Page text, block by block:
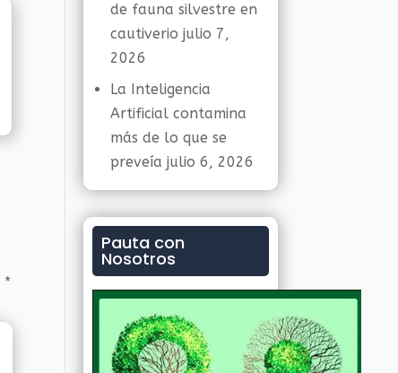
*
de fauna silvestre en
cautiverio julio 7,
2026
La Inteligencia
Artificial contamina
más de lo que se
preveía julio 6, 2026
Pauta con
Nosotros